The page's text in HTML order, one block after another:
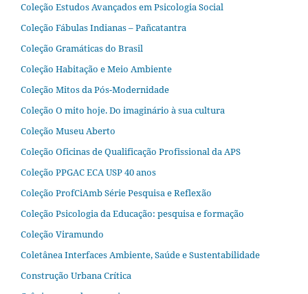
Coleção Estudos Avançados em Psicologia Social
Coleção Fábulas Indianas – Pañcatantra
Coleção Gramáticas do Brasil
Coleção Habitação e Meio Ambiente
Coleção Mitos da Pós-Modernidade
Coleção O mito hoje. Do imaginário à sua cultura
Coleção Museu Aberto
Coleção Oficinas de Qualificação Profissional da APS
Coleção PPGAC ECA USP 40 anos
Coleção ProfCiAmb Série Pesquisa e Reflexão
Coleção Psicologia da Educação: pesquisa e formação
Coleção Viramundo
Coletânea Interfaces Ambiente, Saúde e Sustentabilidade
Construção Urbana Crítica